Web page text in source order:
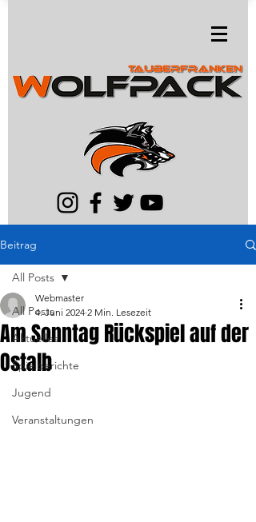
Beitrag
All Posts
Aktuelles
Spielberichte
Jugend
Veranstaltungen
All Posts
Am Sonntag Rückspiel auf der
Ostalb
Webmaster
4. Juni 2024 2 Min. Lesezeit